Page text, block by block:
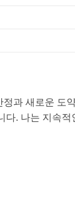
과 새로운 도
. 나는 지속